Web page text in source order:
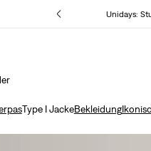
Mehr Erfahren Unidays:
Aktualisierte
Type I JackeBekleidung